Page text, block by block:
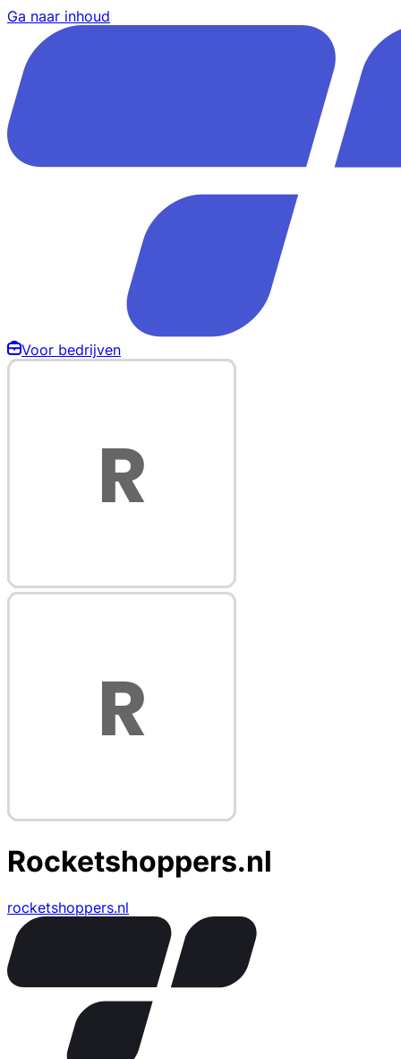
Ga naar inhoud
Voor bedrijven
Rocketshoppers.nl
rocketshoppers.nl